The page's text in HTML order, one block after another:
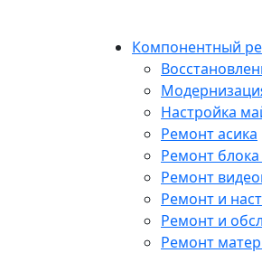
Компонентный
Настройка
Ремонт асика
Ремонт
Ремонт
Ремонт и
Ремонт и
Ремонт